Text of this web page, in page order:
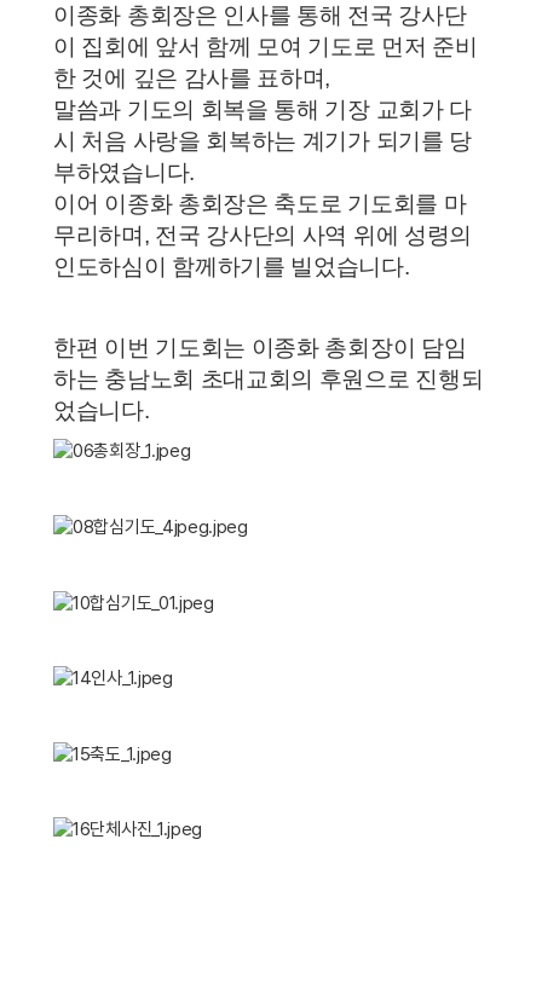
이종화 총회장은 인사를 통해 전국 강사단
이 집회에 앞서 함께 모여 기도로 먼저 준비
한 것에 깊은 감사를 표하며,
말씀과 기도의 회복을 통해 기장 교회가 다
시 처음 사랑을 회복하는 계기가 되기를 당
부하였습니다.
이어 이종화 총회장은 축도로 기도회를 마
무리하며, 전국 강사단의 사역 위에 성령의
인도하심이 함께하기를 빌었습니다.
한편 이번 기도회는 이종화 총회장이 담임
하는 충남노회 초대교회의 후원으로 진행되
었습니다.